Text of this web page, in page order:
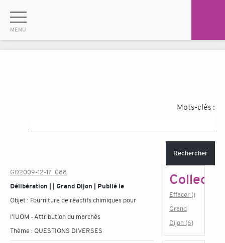
Mots-clés :
Rechercher
GD2009-12-17_088
Délibération | | Grand Dijon | Publié le
Objet : Fourniture de réactifs chimiques pour
l'IUOM - Attribution du marchés
Thème : QUESTIONS DIVERSES
Effacer ()
Grand
Dijon (6)